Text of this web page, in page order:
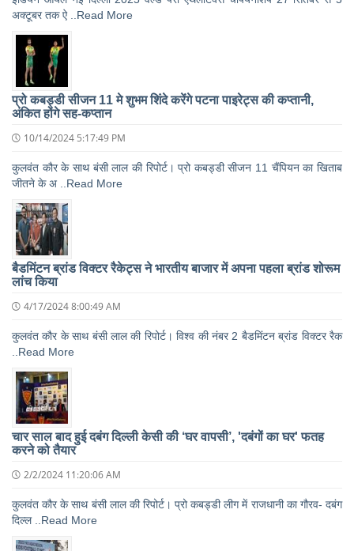
अक्टूबर तक ऐ ..Read More
प्रो कबड्डी सीजन 11 मे शुभम शिंदे करेंगे पटना पाइरेट्स की कप्तानी,
अंकित होंगे सह-कप्तान
10/14/2024 5:17:49 PM
कुलवंत कौर के साथ बंसी लाल की रिपोर्ट। प्रो कबड्डी सीजन 11 चैंपियन का खिताब
जीतने के अ ..Read More
बैडमिंटन ब्रांड विक्टर रैकेट्स ने भारतीय बाजार में अपना पहला ब्रांड शोरूम
लांच किया
4/17/2024 8:00:49 AM
कुलवंत कौर के साथ बंसी लाल की रिपोर्ट। विश्व की नंबर 2 बैडमिंटन ब्रांड विक्टर रैक
..Read More
चार साल बाद हुई दबंग दिल्ली केसी की ‘घर वापसी’, 'दबंगों का घर' फतह
करने को तैयार
2/2/2024 11:20:06 AM
कुलवंत कौर के साथ बंसी लाल की रिपोर्ट। प्रो कबड्डी लीग में राजधानी का गौरव- दबंग
दिल्ल ..Read More